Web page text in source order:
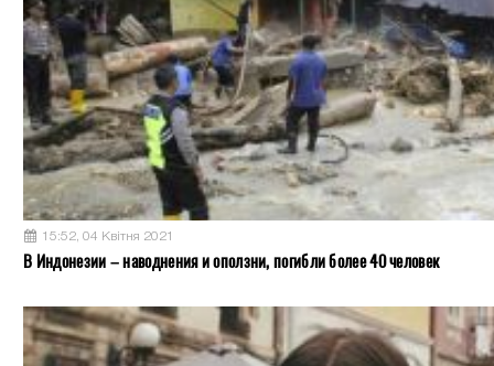
15:52, 04 Квітня 2021
В Индонезии – наводнения и оползни, погибли более 40 человек